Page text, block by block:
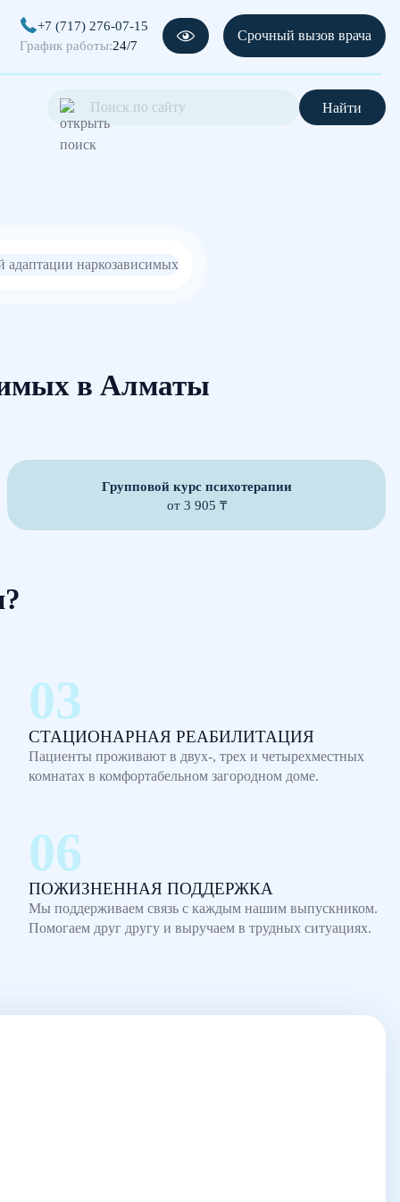
+7 (717) 276-07-15
График работы:24/7
Срочный вызов врача
Найти
в Алматы
Групповой курс психотерапии
от 3 905 ₸
СТАЦИОНАРНАЯ РЕАБИЛИТАЦИЯ
Пациенты проживают в двух-, трех и четырехместных
комнатах в комфортабельном загородном доме.
ПОЖИЗНЕННАЯ ПОДДЕРЖКА
Мы поддерживаем связь с каждым нашим выпускником.
Помогаем друг другу и выручаем в трудных ситуациях.